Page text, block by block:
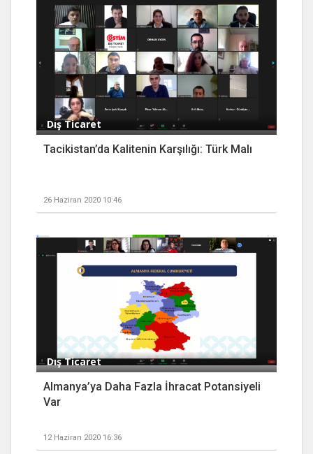
Dış Ticaret
Tacikistan’da Kalitenin Karşılığı: Türk Malı
26 Haziran 2020 10:46
Dış Ticaret
Almanya’ya Daha Fazla İhracat Potansiyeli
Var
12 Haziran 2020 16:36